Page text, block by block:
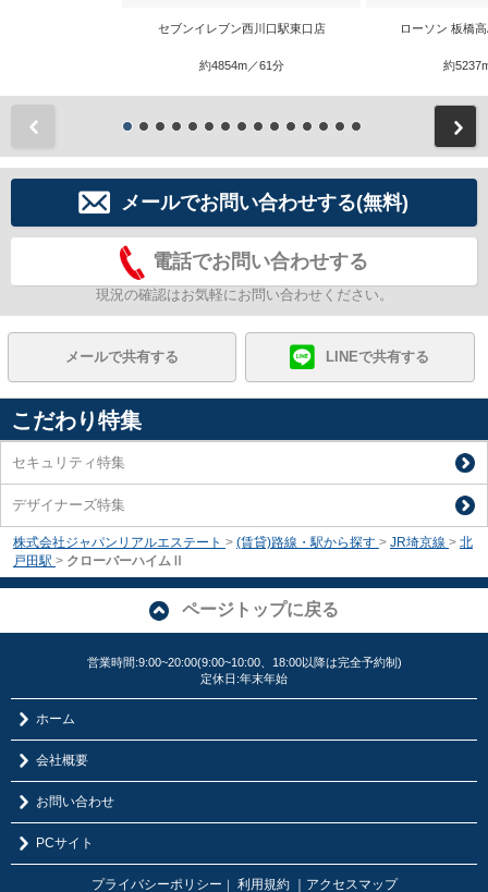
セブンイレブン西川口駅東口店
約4854m／61分
ローソン 板橋
約
メールでお問い合わせする(無料)
電話でお問い合わせする
現況の確認はお気軽にお問い合わせください。
メールで共有する LINEで共有する
こだわり特集
セキュリティ特集
デザイナーズ特集
株式会社ジャパンリアルエステート > (賃貸)路線・駅から探す > JR埼京線 > 北
戸田駅 > クローバーハイムⅡ
ページトップに戻る
営業時間:9:00~20:00(9:00~10:00、18:00以降は完全予約制)
定休日:年末年始
ホーム
会社概要
お問い合わせ
PCサイト
プライバシーポリシー 利用規約 ｜アクセスマップ